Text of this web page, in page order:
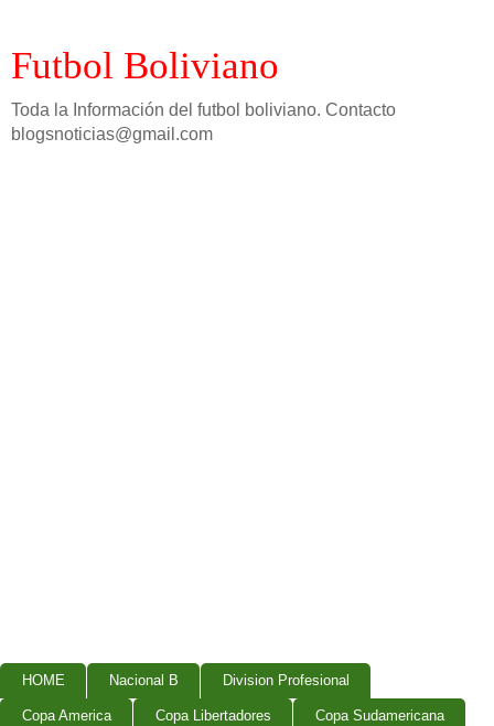
Futbol Boliviano
Toda la Información del futbol boliviano. Contacto
blogsnoticias@gmail.com
HOME Nacional B Division Profesional
Copa America Copa Libertadores Copa Sudamericana